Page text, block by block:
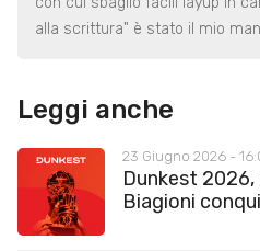
alla scrittura" è stato il mio
Leggi anche
23 Giugno 2026 -
Dunkest
Biagioni